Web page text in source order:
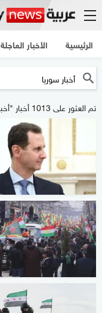
الرئيسية الأخبار العاجلة
تم العثور على 1013 أخبار "أخبار سوريا"